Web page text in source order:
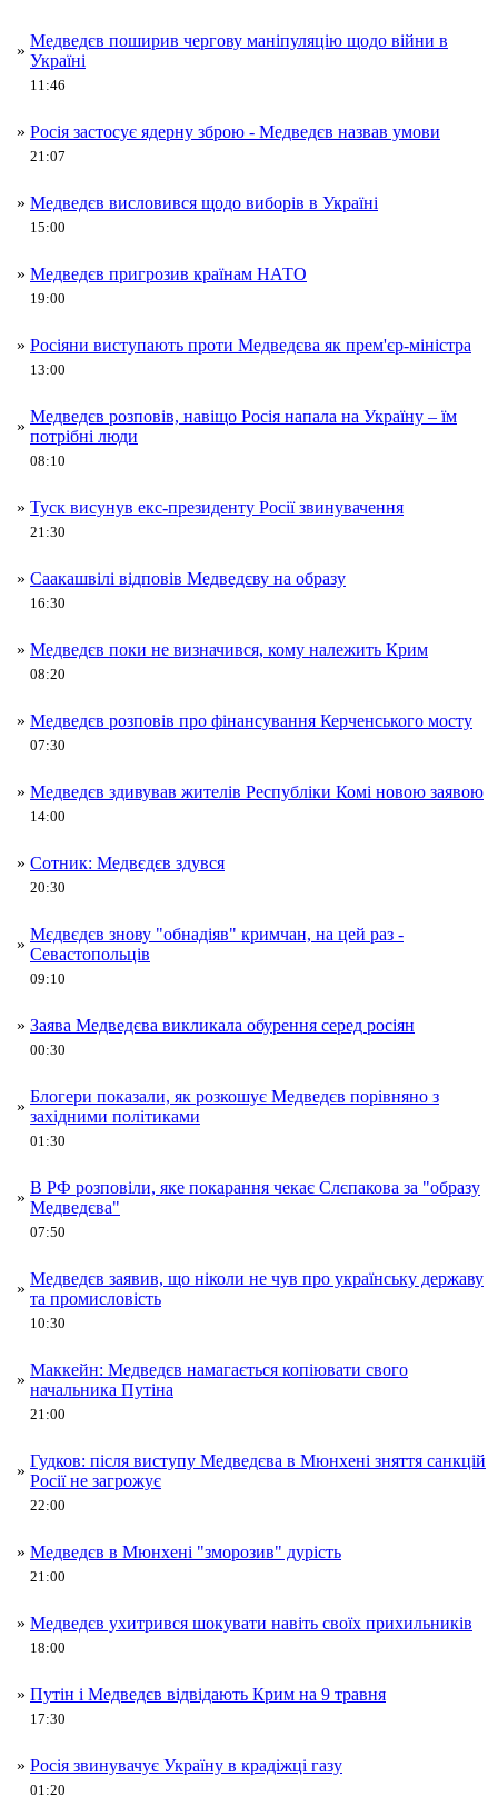
»
Медведєв поширив чергову маніпуляцію щодо війни в
Україні
11:46
» Росія застосує ядерну зброю - Медведєв назвав умови
21:07
» Медведєв висловився щодо виборів в Україні
15:00
» Медведєв пригрозив країнам НАТО
19:00
» Росіяни виступають проти Медведєва як прем'єр-міністра
13:00
»
Медведєв розповів, навіщо Росія напала на Україну – їм
потрібні люди
08:10
» Туск висунув екс-президенту Росії звинувачення
21:30
» Саакашвілі відповів Медведєву на образу
16:30
» Медведєв поки не визначився, кому належить Крим
08:20
» Медведєв розповів про фінансування Керченського мосту
07:30
» Медведєв здивував жителів Республіки Комі новою заявою
14:00
» Сотник: Медвєдєв здувся
20:30
»
Мєдвєдєв знову "обнадіяв" кримчан, на цей раз -
Севастопольців
09:10
» Заява Медведєва викликала обурення серед росіян
00:30
»
Блогери показали, як розкошує Медведєв порівняно з
західними політиками
01:30
»
В РФ розповіли, яке покарання чекає Слєпакова за "образу
Медведєва"
07:50
»
Медведєв заявив, що ніколи не чув про українську державу
та промисловість
10:30
»
Маккейн: Медведєв намагається копіювати свого
начальника Путіна
21:00
»
Гудков: після виступу Медведєва в Мюнхені зняття санкцій
Росії не загрожує
22:00
» Медведєв в Мюнхені "зморозив" дурість
21:00
» Медведєв ухитрився шокувати навіть своїх прихильників
18:00
» Путін і Медведєв відвідають Крим на 9 травня
17:30
» Росія звинувачує Україну в крадіжці газу
01:20